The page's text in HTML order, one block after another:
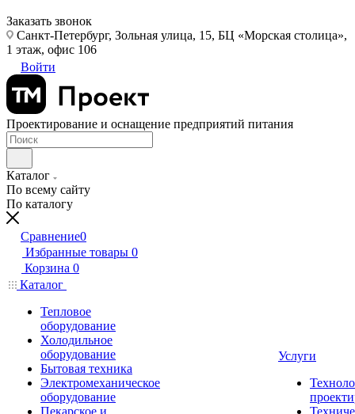
Заказать звонок
Санкт-Петербург, Зольная улица, 15, БЦ «Морская столица»,
1 этаж, офис 106
Войти
Проектирование и оснащение предприятий питания
Каталог
По всему сайту
По каталогу
Сравнение0
Избранные товары 0
Корзина 0
Каталог
Тепловое
оборудование
Холодильное
оборудование
Бытовая техника
Электромеханическое
оборудование
Пекарское и
Услуги